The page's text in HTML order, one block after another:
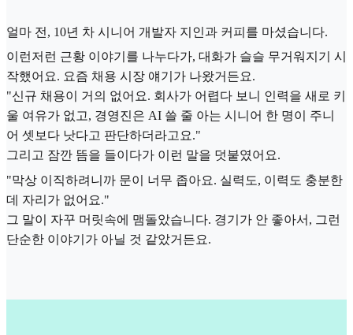
얼마 전, 10년 차 시니어 개발자 지인과 커피를 마셨습니다.
이런저런 근황 이야기를 나누다가, 대화가 슬슬 무거워지기 시
작했어요. 요즘 채용 시장 얘기가 나왔거든요.
"신규 채용이 거의 없어요. 회사가 어렵다 보니 인력을 새로 키
울 여유가 없고, 경영진은 AI 쓸 줄 아는 시니어 한 명이 주니
어 셋보다 낫다고 판단하더라고요."
그리고 잠깐 뜸을 들이다가 이런 말을 덧붙였어요.
"막상 이직하려니까 문이 너무 좁아요. 실력도, 이력도 충분한
데 자리가 없어요."
그 말이 자꾸 머릿속에 맴돌았습니다. 경기가 안 좋아서, 그런
단순한 이야기가 아닐 것 같았거든요.